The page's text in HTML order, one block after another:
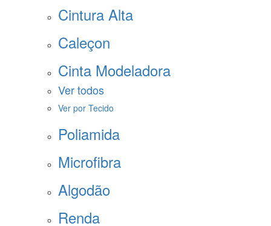
Cintura Alta
Caleçon
Cinta Modeladora
Ver todos
Ver por Tecido
Poliamida
Microfibra
Algodão
Renda